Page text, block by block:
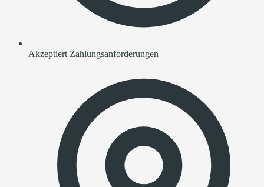
Akzeptiert Zahlungsanforderungen